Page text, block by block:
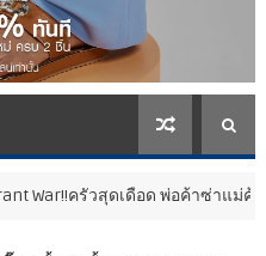
ดือด พ่อค้าซ่าแม่ค้าแซ่บ..สติหลุด “